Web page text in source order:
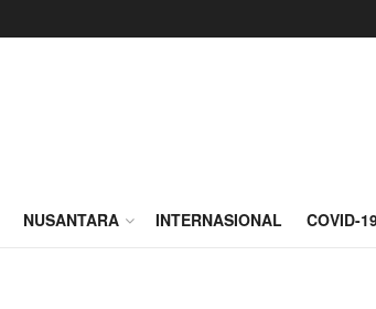
NUSANTARA INTERNASIONAL COVID-